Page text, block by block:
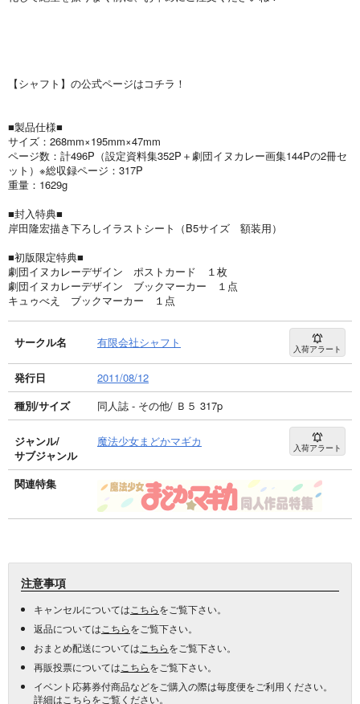
【シャフト】の公式ページはコチラ！
■製品仕様■
サイズ：268mm×195mm×47mm
ページ数：計496P（設定資料集352P＋劇団イヌカレー画集144Pの2冊セ
ット）※総収録ページ：317P
重量：1629g
■封入特典■
岸田隆宏描き下ろしイラストシート（B5サイズ 額装用）
■初版限定特典■
劇団イヌカレーデザイン ポストカード １枚
劇団イヌカレーデザイン ブックマーカー １点
キュゥべえ ブックマーカー １点
サークル名 有限会社シャフト 入荷アラート
発行日
2011/08/12
種別/サイズ
同人誌 - その他/ Ｂ５ 317p
ジャンル/
サブジャンル
魔法少女まどかマギカ 入荷アラート
関連特集
注意事項
キャンセルについては こちらをご覧下さい。
返品については こちらをご覧下さい。
おまとめ配送については こちらをご覧下さい。
再販投票については こちらをご覧下さい。
イベント応募券付商品などをご購入の際は毎度便をご利用ください。
詳細は こちらをご覧ください。